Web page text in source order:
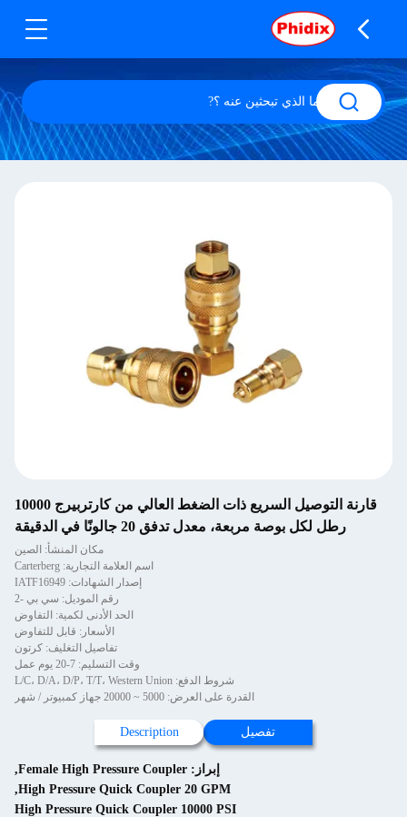
قارنة التوصيل السريع ذات الضغط العالي من كارتربيرج 10000
رطل لكل بوصة مربعة، معدل تدفق 20 جالونًا في الدقيقة
مكان المنشأ: الصين
اسم العلامة التجارية: Carterberg
إصدار الشهادات: IATF16949
رقم الموديل: سي بي -2
الحد الأدنى لكمية: التفاوض
الأسعار: قابل للتفاوض
تفاصيل التغليف: كرتون
وقت التسليم: 7-20 يوم عمل
شروط الدفع: L/C، D/A، D/P، T/T، Western Union
القدرة على العرض: 5000 ~ 20000 جهاز كمبيوتر / شهر
تفصيل Description
إبراز: Female High Pressure Coupler
,
High Pressure Quick Coupler 20 GPM
,
High Pressure Quick Coupler 10000 PSI